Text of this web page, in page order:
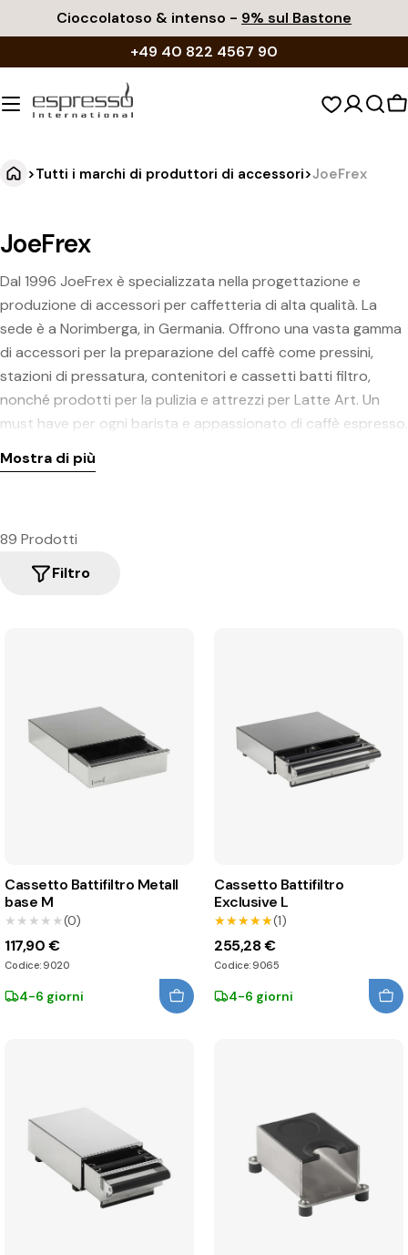
al
Cioccolatoso & intenso - 9% sul Bastone
+49 40 822 4567 90
>Tutti i marchi di produttori di accessori>JoeFrex
JoeFrex
Dal 1996 JoeFrex è specializzata nella progettazione e
produzione di accessori per caffetteria di alta qualità. La
sede è a Norimberga, in Germania. Offrono una vasta gamma
di accessori per la preparazione del caffè come pressini,
stazioni di pressatura, contenitori e cassetti batti filtro,
nonché prodotti per la pulizia e attrezzi per Latte Art. Un
must have per ogni barista e appassionato di caffè espresso.
Mostra di più
89 Prodotti
Filtro
Cassetto Battifiltro Metall
base M
★★★★★
★★★★★(0)
117,90 €
Codice: 9020
4-6 giorni
Cassetto Battifiltro
Exclusive L
★★★★★
★★★★★(1)
255,28 €
Codice: 9065
4-6 giorni